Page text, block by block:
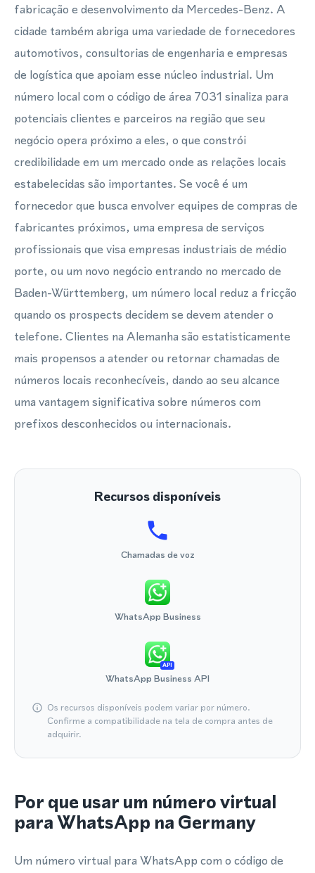
fabricação e desenvolvimento da Mercedes-Benz. A
cidade também abriga uma variedade de fornecedores
automotivos, consultorias de engenharia e empresas
de logística que apoiam esse núcleo industrial. Um
número local com o código de área 7031 sinaliza para
potenciais clientes e parceiros na região que seu
negócio opera próximo a eles, o que constrói
credibilidade em um mercado onde as relações locais
estabelecidas são importantes. Se você é um
fornecedor que busca envolver equipes de compras de
fabricantes próximos, uma empresa de serviços
profissionais que visa empresas industriais de médio
porte, ou um novo negócio entrando no mercado de
Baden-Württemberg, um número local reduz a fricção
quando os prospects decidem se devem atender o
telefone. Clientes na Alemanha são estatisticamente
mais propensos a atender ou retornar chamadas de
números locais reconhecíveis, dando ao seu alcance
uma vantagem significativa sobre números com
prefixos desconhecidos ou internacionais.
Recursos disponíveis
Chamadas de voz
WhatsApp Business
API
WhatsApp Business API
Os recursos disponíveis podem variar por número.
Confirme a compatibilidade na tela de compra antes de
adquirir.
Por que usar um número virtual
para WhatsApp na Germany
Um número virtual para WhatsApp com o código de